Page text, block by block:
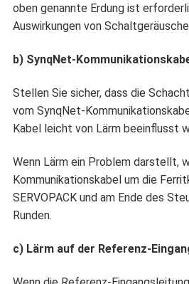
oben genannte Erdung ist
Auswirkungen von
b) SynqNet-
Stellen Sie sicher, dass die
vom SynqNet-
Kabel leicht von Lärm beeinflusst
Wenn Lärm ein Problem darstellt,
Kommunikationskabel um die
SERVOPACK und am Ende des
Runden.
c) Lärm auf der Referenz-